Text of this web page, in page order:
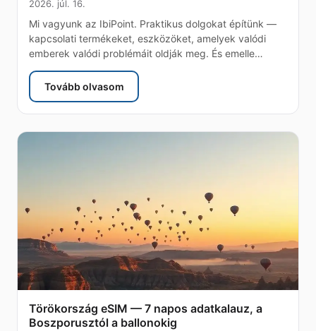
2026. júl. 16.
Mi vagyunk az IbiPoint. Praktikus dolgokat építünk —
kapcsolati termékeket, eszközöket, amelyek valódi
emberek valódi problémáit oldják meg. És emelle…
Tovább olvasom
: Miért építettük meg a világ legbutább játékát
Törökország eSIM — 7 napos adatkalauz, a
Boszporusztól a ballonokig